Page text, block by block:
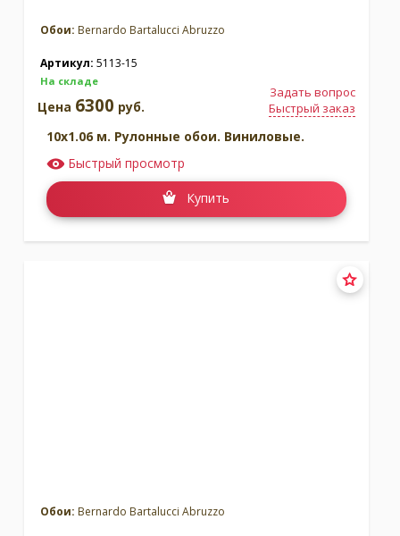
Обои: Bernardo Bartalucci Abruzzo
Артикул: 5113-15
На складе
Задать вопрос
Быстрый заказ
Цена 6300 руб.
10x1.06 м. Рулонные обои. Виниловые.
Быстрый просмотр
Купить
Обои: Bernardo Bartalucci Abruzzo